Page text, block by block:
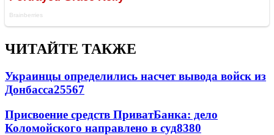
ЧИТАЙТЕ ТАКЖЕ
Украинцы определились насчет вывода войск из
Донбасса25567
Присвоение средств ПриватБанка: дело
Коломойского направлено в суд8380